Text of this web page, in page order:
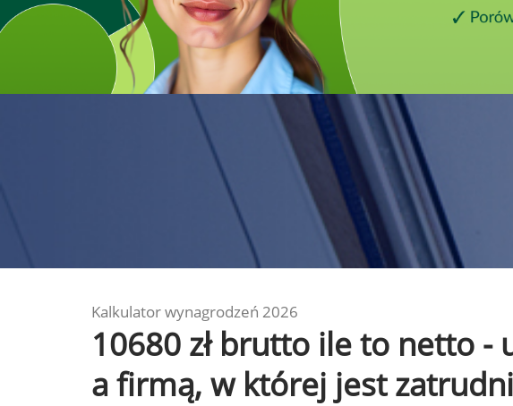
Kalkulator wynagrodzeń 2026
10680 zł brutto ile to netto
a firmą, w której jest